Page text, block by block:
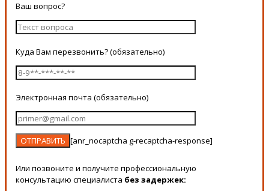
Ваш вопрос?
Куда Вам перезвонить? (обязательно)
Электронная почта (обязательно)
[anr_nocaptcha g-recaptcha-response]
Или позвоните и получите профессиональную
консультацию специалиста без задержек: